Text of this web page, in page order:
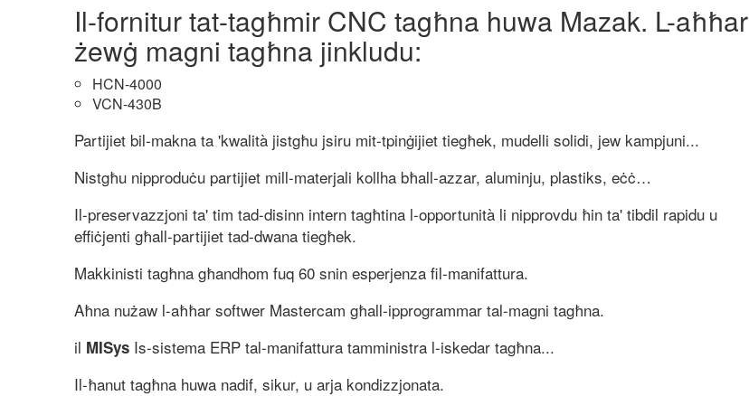
Il-fornitur tat-tagħmir CNC tagħna huwa Mazak. L-aħħar
żewġ magni tagħna jinkludu:
HCN-4000
VCN-430B
Partijiet bil-makna ta 'kwalità jistgħu jsiru mit-tpinġijiet tiegħek, mudelli solidi, jew kampjuni...
Nistgħu nipproduċu partijiet mill-materjali kollha bħall-azzar, aluminju, plastiks, eċċ…
Il-preservazzjoni ta' tim tad-disinn intern tagħtina l-opportunità li nipprovdu ħin ta' tibdil rapidu u
effiċjenti għall-partijiet tad-dwana tiegħek.
Makkinisti tagħna għandhom fuq 60 snin esperjenza fil-manifattura.
Aħna nużaw l-aħħar softwer Mastercam għall-ipprogrammar tal-magni tagħna.
il MISys Is-sistema ERP tal-manifattura tamministra l-iskedar tagħna...
Il-ħanut tagħna huwa nadif, sikur, u arja kondizzjonata.